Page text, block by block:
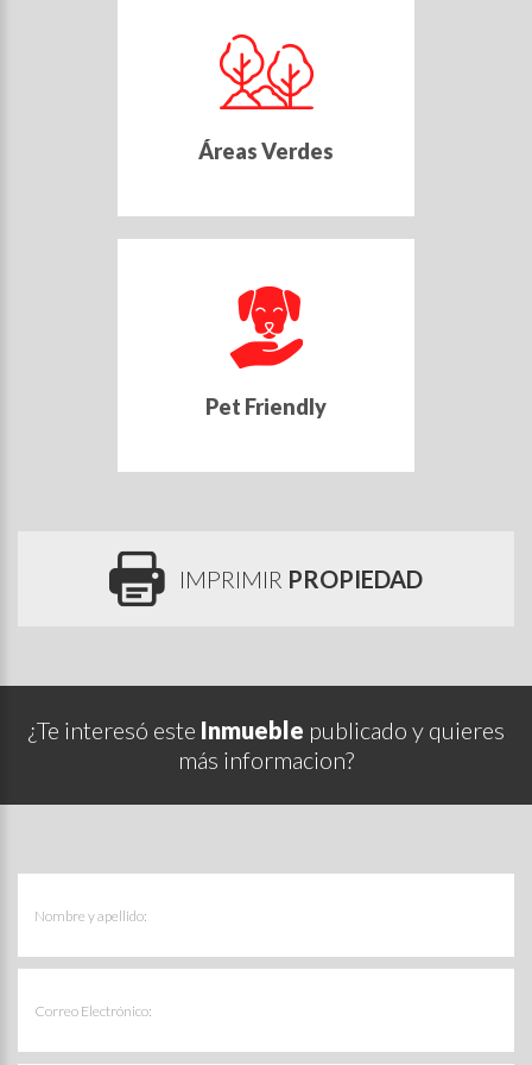
Áreas Verdes
Pet Friendly
IMPRIMIR PROPIEDAD
¿Te interesó este Inmueble publicado y quieres
más informacion?